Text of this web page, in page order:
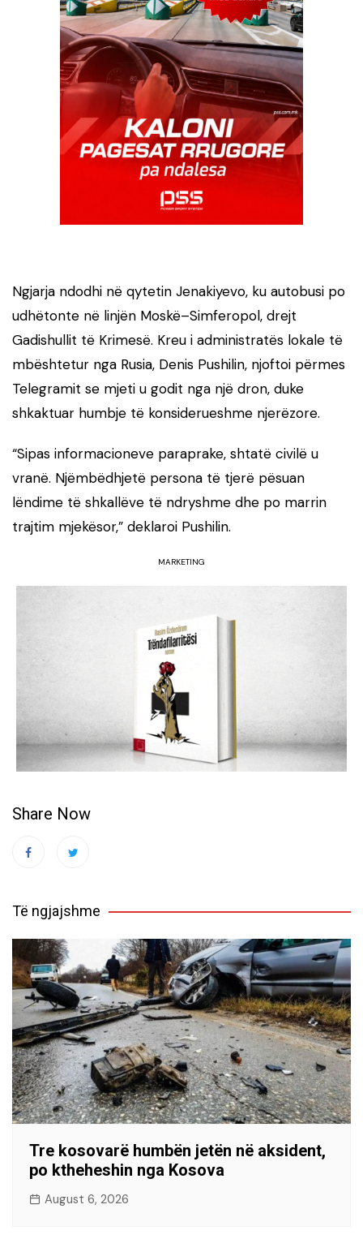
Ngjarja ndodhi në qytetin Jenakiyevo, ku autobusi po
udhëtonte në linjën Moskë–Simferopol, drejt
Gadishullit të Krimesë. Kreu i administratës lokale të
mbështetur nga Rusia, Denis Pushilin, njoftoi përmes
Telegramit se mjeti u godit nga një dron, duke
shkaktuar humbje të konsiderueshme njerëzore.
“Sipas informacioneve paraprake, shtatë civilë u
vranë. Njëmbëdhjetë persona të tjerë pësuan
lëndime të shkallëve të ndryshme dhe po marrin
trajtim mjekësor,” deklaroi Pushilin.
MARKETING
Share Now
Të ngjajshme
Tre kosovarë humbën jetën në aksident,
po ktheheshin nga Kosova
August 6, 2026